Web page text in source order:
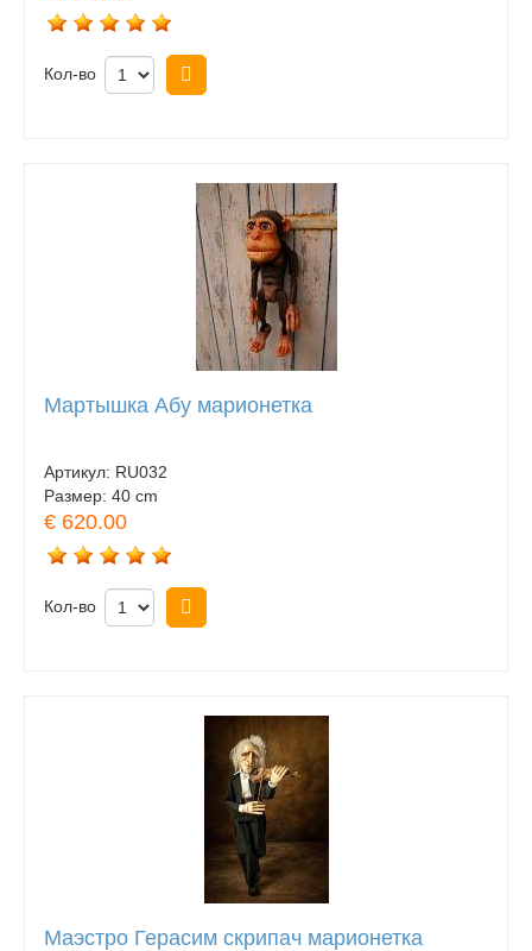
Кол-во
Мартышка Абу марионетка
Артикул: RU032
Размер: 40 cm
€ 620.00
Кол-во
Маэстро Герасим скрипач марионетка